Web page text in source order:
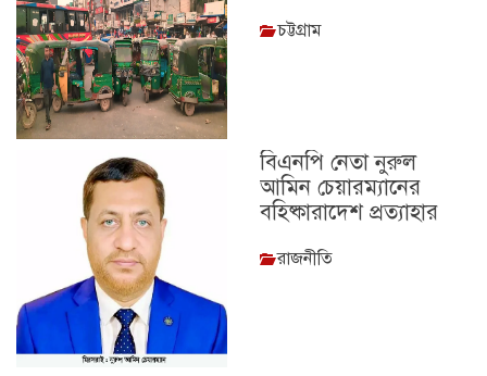
চট্টগ্রাম
বিএনপি নেতা নুরুল
আমিন চেয়ারম্যানের
বহিষ্কারাদেশ প্রত্যাহার
রাজনীতি